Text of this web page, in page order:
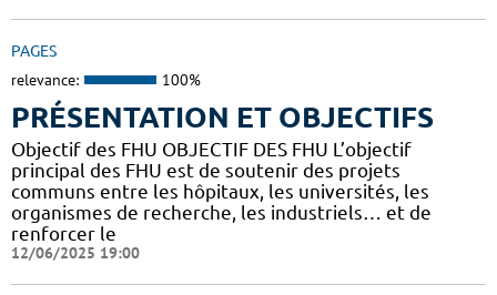
PAGES
relevance: 100%
PRÉSENTATION ET OBJECTIFS
Objectif des FHU OBJECTIF DES FHU L’objectif
principal des FHU est de soutenir des projets
communs entre les hôpitaux, les universités, les
organismes de recherche, les industriels… et de
renforcer le
12/06/2025 19:00